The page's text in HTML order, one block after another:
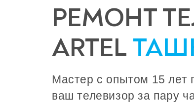
Ремонт климатической техники
Ремонт компьютерной техники
Ремонт офисной техники
РЕМОНТ
ARTEL
Мастер с опытом 15 лет
ваш телевизор за пару